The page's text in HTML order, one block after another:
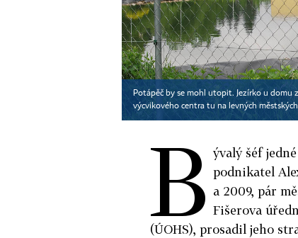
Potápěč by se mohl utopit. Jezírko u
výcvikového centra tu na levných
B ývalý šéf
podnikatel
a 2009, pár
Fišerova
(ÚOHS), prosadil jeho